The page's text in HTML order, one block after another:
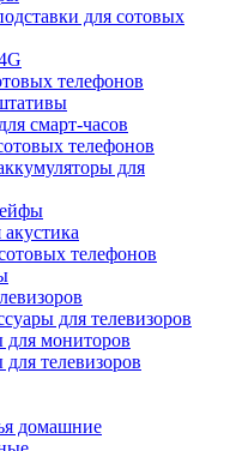
для сотовых
телефонов
смарт-часов
телефонов
для
телефонов
для телевизоров
мониторов
телевизоров
домашние